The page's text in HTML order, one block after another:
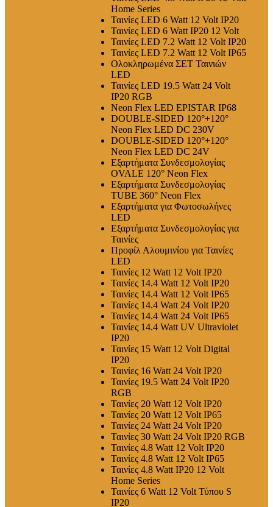
Home Series
Ταινίες LED 6 Watt 12 Volt IP20
Ταινίες LED 6 Watt IP20 12 Volt
Ταινίες LED 7.2 Watt 12 Volt IP20
Ταινίες LED 7.2 Watt 12 Volt IP65
Ολοκληρωμένα ΣΕΤ Ταινιών
LED
Ταινίες LED 19.5 Watt 24 Volt
IP20 RGB
Neon Flex LED EPISTAR IP68
DOUBLE-SIDED 120°+120°
Neon Flex LED DC 230V
DOUBLE-SIDED 120°+120°
Neon Flex LED DC 24V
Εξαρτήματα Συνδεσμολογίας
OVALE 120° Neon Flex
Εξαρτήματα Συνδεσμολογίας
TUBE 360° Neon Flex
Εξαρτήματα για Φωτοσωλήνες
LED
Εξαρτήματα Συνδεσμολογίας για
Ταινίες
Προφίλ Αλουμινίου για Ταινίες
LED
Ταινίες 12 Watt 12 Volt IP20
Ταινίες 14.4 Watt 12 Volt IP20
Ταινίες 14.4 Watt 12 Volt IP65
Ταινίες 14.4 Watt 24 Volt IP20
Ταινίες 14.4 Watt 24 Volt IP65
Ταινίες 14.4 Watt UV Ultraviolet
IP20
Ταινίες 15 Watt 12 Volt Digital
IP20
Ταινίες 16 Watt 24 Volt IP20
Ταινίες 19.5 Watt 24 Volt IP20
RGB
Ταινίες 20 Watt 12 Volt IP20
Ταινίες 20 Watt 12 Volt IP65
Ταινίες 24 Watt 24 Volt IP20
Ταινίες 30 Watt 24 Volt IP20 RGB
Ταινίες 4.8 Watt 12 Volt IP20
Ταινίες 4.8 Watt 12 Volt IP65
Ταινίες 4.8 Watt IP20 12 Volt
Home Series
Ταινίες 6 Watt 12 Volt Τύπου S
IP20